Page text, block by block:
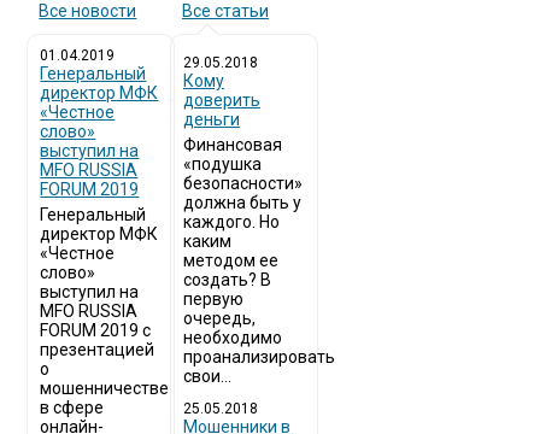
Все новости
01.04.2019
Генеральный
директор МФК
«Честное
слово»
выступил на
MFO RUSSIA
FORUM 2019
Генеральный
директор МФК
«Честное
слово»
выступил на
MFO RUSSIA
FORUM 2019 с
презентацией
о
мошенничестве
в сфере
онлайн-
Все статьи
29.05.2018
Кому
доверить
деньги
Финансовая
«подушка
безопасности»
должна быть у
каждого. Но
каким
методом ее
создать? В
первую
очередь,
необходимо
проанализировать
свои...
25.05.2018
Мошенники в